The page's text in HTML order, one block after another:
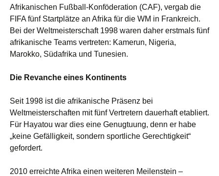
Afrikanischen Fußball-Konföderation (CAF), vergab die
FIFA fünf Startplätze an Afrika für die WM in Frankreich.
Bei der Weltmeisterschaft 1998 waren daher erstmals fünf
afrikanische Teams vertreten: Kamerun, Nigeria,
Marokko, Südafrika und Tunesien.
Die Revanche eines Kontinents
Seit 1998 ist die afrikanische Präsenz bei
Weltmeisterschaften mit fünf Vertretern dauerhaft etabliert.
Für Hayatou war dies eine Genugtuung, denn er habe
„keine Gefälligkeit, sondern sportliche Gerechtigkeit“
gefordert.
2010 erreichte Afrika einen weiteren Meilenstein –